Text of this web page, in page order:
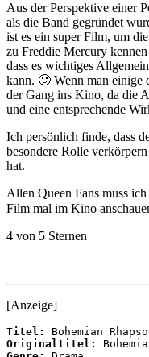
Aus der Perspektive einer
als die Band gegründet
ist es ein super Film, um
zu Freddie Mercury
dass es wichtiges
kann. 🙂 Wenn man einige
der Gang ins Kino, da die
und eine entsprechende
Ich persönlich finde, dass
besondere Rolle
hat.
Allen Queen Fans muss
Film mal im Kino
4 von 5 Sternen
[Anzeige]
Titel:
Originaltitel: